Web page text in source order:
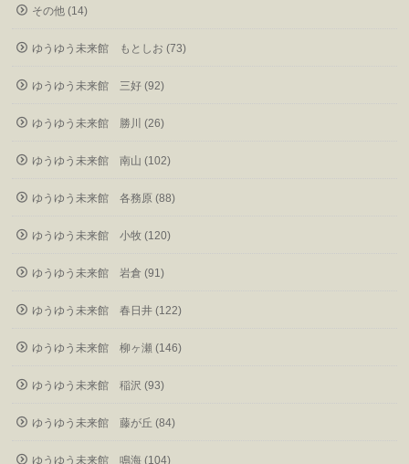
その他 (14)
ゆうゆう未来館 もとしお (73)
ゆうゆう未来館 三好 (92)
ゆうゆう未来館 勝川 (26)
ゆうゆう未来館 南山 (102)
ゆうゆう未来館 各務原 (88)
ゆうゆう未来館 小牧 (120)
ゆうゆう未来館 岩倉 (91)
ゆうゆう未来館 春日井 (122)
ゆうゆう未来館 柳ヶ瀬 (146)
ゆうゆう未来館 稲沢 (93)
ゆうゆう未来館 藤が丘 (84)
ゆうゆう未来館 鳴海 (104)